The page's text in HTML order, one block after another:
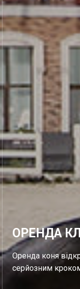
ОРЕНДА
Оренда коня
серйозним